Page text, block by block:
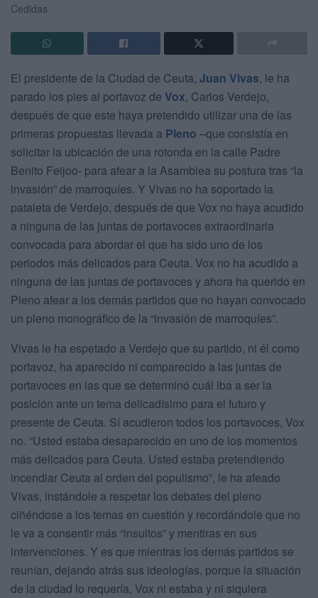
Cedidas
El presidente de la Ciudad de Ceuta, Juan Vivas, le ha
parado los pies al portavoz de Vox, Carlos Verdejo,
después de que este haya pretendido utilizar una de las
primeras propuestas llevada a Pleno –que consistía en
solicitar la ubicación de una rotonda en la calle Padre
Benito Feijoo- para afear a la Asamblea su postura tras “la
invasión” de marroquíes. Y Vivas no ha soportado la
pataleta de Verdejo, después de que Vox no haya acudido
a ninguna de las juntas de portavoces extraordinaria
convocada para abordar el que ha sido uno de los
periodos más delicados para Ceuta. Vox no ha acudido a
ninguna de las juntas de portavoces y ahora ha querido en
Pleno afear a los demás partidos que no hayan convocado
un pleno monográfico de la “invasión de marroquíes”.
Vivas le ha espetado a Verdejo que su partido, ni él como
portavoz, ha aparecido ni comparecido a las juntas de
portavoces en las que se determinó cuál iba a ser la
posición ante un tema delicadísimo para el futuro y
presente de Ceuta. Sí acudieron todos los portavoces, Vox
no. “Usted estaba desaparecido en uno de los momentos
más delicados para Ceuta. Usted estaba pretendiendo
incendiar Ceuta al orden del populismo”, le ha afeado
Vivas, instándole a respetar los debates del pleno
ciñéndose a los temas en cuestión y recordándole que no
le va a consentir más “insultos” y mentiras en sus
intervenciones. Y es que mientras los demás partidos se
reunían, dejando atrás sus ideologías, porque la situación
de la ciudad lo requería, Vox ni estaba y ni siquiera